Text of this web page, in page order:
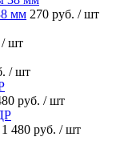
мм 270 руб. / шт
/ шт
/ шт
руб. / шт
1 480 руб. / шт